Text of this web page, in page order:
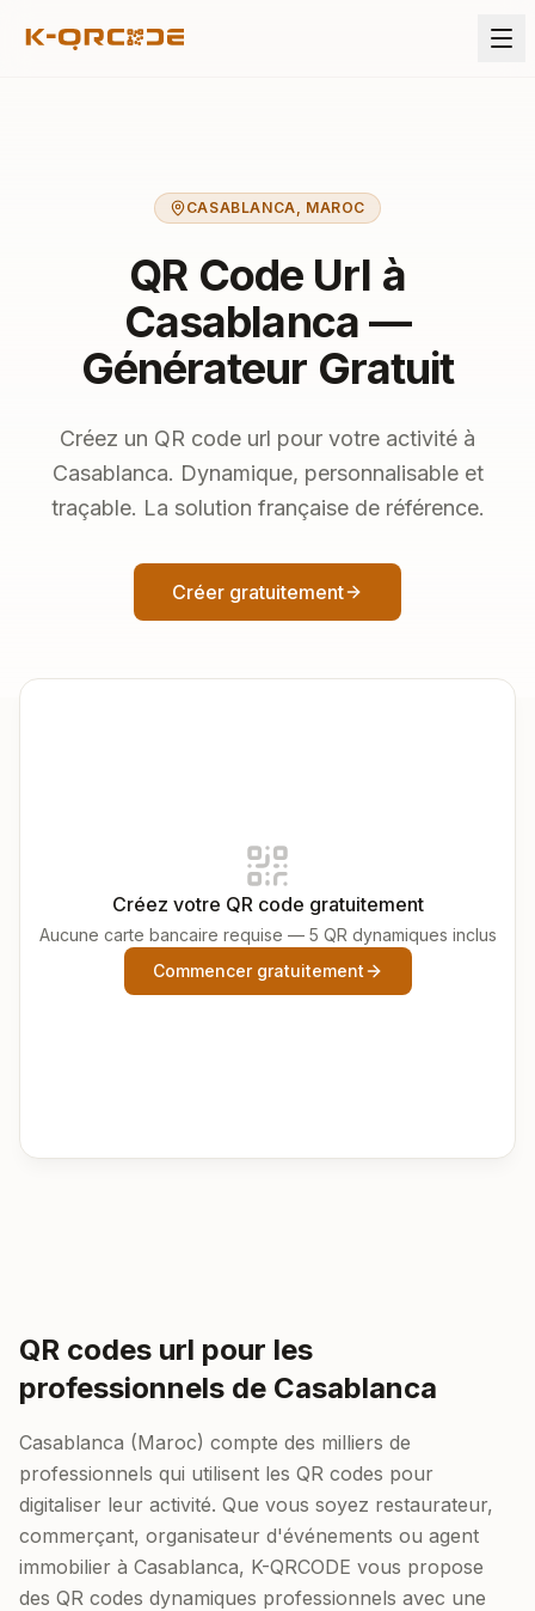
CASABLANCA, MAROC
QR Code Url à
Casablanca —
Générateur Gratuit
Créez un QR code url pour votre activité à
Casablanca. Dynamique, personnalisable et
traçable. La solution française de référence.
Créer gratuitement
Créez votre QR code gratuitement
Aucune carte bancaire requise — 5 QR dynamiques inclus
Commencer gratuitement
QR codes url pour les
professionnels de Casablanca
Casablanca (Maroc) compte des milliers de
professionnels qui utilisent les QR codes pour
digitaliser leur activité. Que vous soyez restaurateur,
commerçant, organisateur d'événements ou agent
immobilier à Casablanca, K-QRCODE vous propose
des QR codes dynamiques professionnels avec une